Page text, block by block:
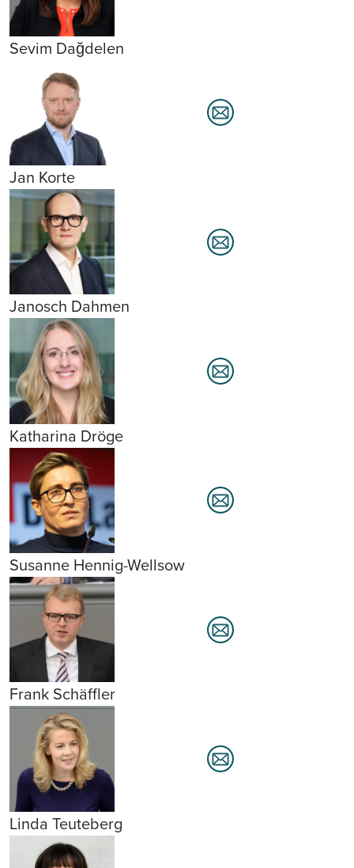
Sevim Dağdelen
Jan Korte
Janosch Dahmen
Katharina Dröge
Susanne Hennig-Wellsow
Frank Schäffler
Linda Teuteberg